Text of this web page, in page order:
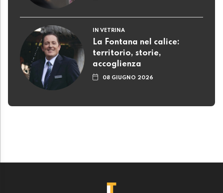
IN VETRINA
La Fontana nel calice:
territorio, storie,
accoglienza
08 GIUGNO 2026